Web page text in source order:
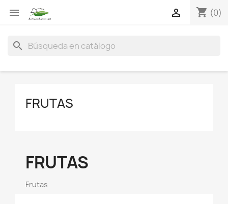
 shopping_cart (0)

search
FRUTAS
FRUTAS
Frutas